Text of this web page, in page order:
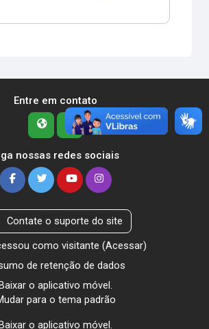
Entre em contato
nossas redes sociais
Contate o suporte do site
como visitante (Acessar)
de retenção de dados
o aplicativo móvel.
para o tema padrão
o aplicativo móvel.